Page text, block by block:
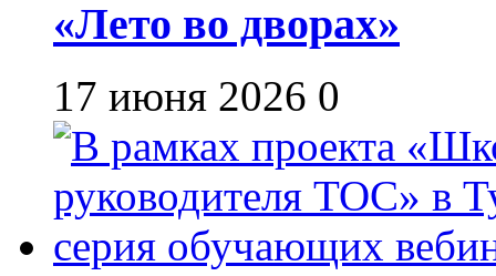
«Лето во дворах»
17 июня 2026 0